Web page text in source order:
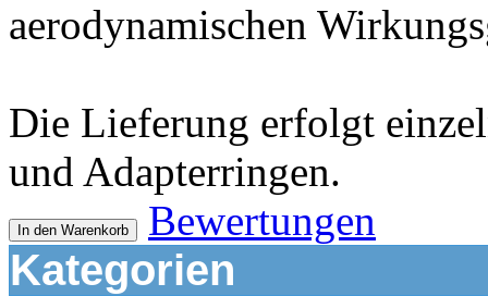
aerodynamischen
Die Lieferung erfolgt
und Adapterringen.
In den Warenkorb Bewertungen
Kategorien